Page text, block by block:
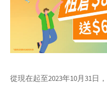
從現在起至2023年10月31日